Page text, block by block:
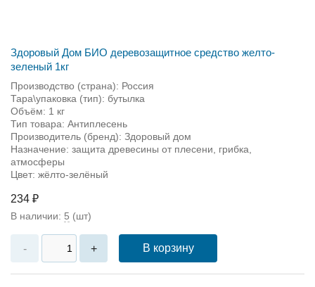
Здоровый Дом БИО деревозащитное средство желто-
зеленый 1кг
Производство (страна): Россия
Тара\упаковка (тип): бутылка
Объём: 1 кг
Тип товара: Антиплесень
Производитель (бренд): Здоровый дом
Назначение: защита древесины от плесени, грибка,
атмосферы
Цвет: жёлто-зелёный
234 ₽
В наличии: 5 (шт)
- + В корзину